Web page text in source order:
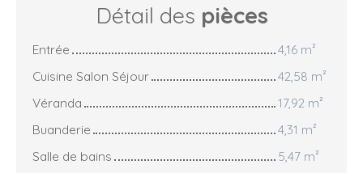
Détail des pièces
Entrée
4,16 m²
Cuisine Salon Séjour
42,58 m²
Véranda
17,92 m²
Buanderie
4,31 m²
Salle de bains
5,47 m²